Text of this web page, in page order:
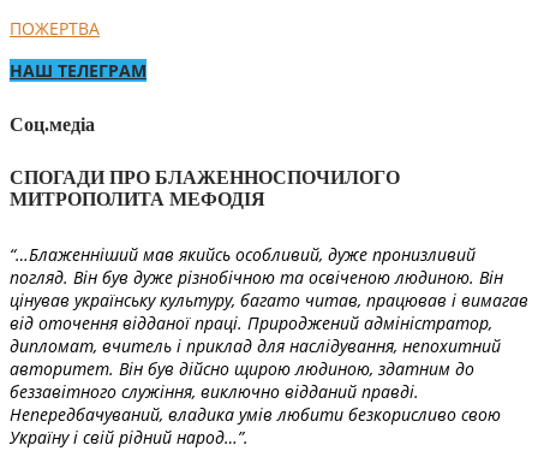
ПОЖЕРТВА
НАШ ТЕЛЕГРАМ
Соц.медіа
СПОГАДИ ПРО БЛАЖЕННОСПОЧИЛОГО
МИТРОПОЛИТА МЕФОДІЯ
“…Блаженніший мав якийсь особливий, дуже пронизливий
погляд. Він був дуже різнобічною та освіченою людиною. Він
цінував українську культуру, багато читав, працював і вимагав
від оточення відданої праці. Природжений адміністратор,
дипломат, вчитель і приклад для наслідування, непохитний
авторитет. Він був дійсно щирою людиною, здатним до
беззавітного служіння, виключно відданий правді.
Непередбачуваний, владика умів любити безкорисливо свою
Україну і свій рідний народ…”.